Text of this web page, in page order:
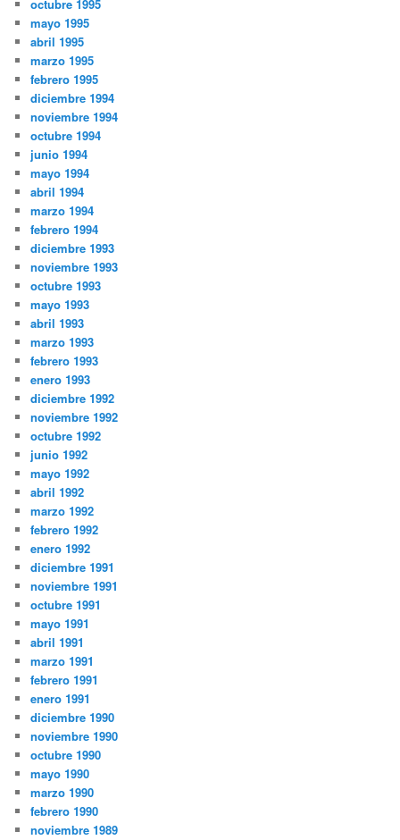
octubre 1995
mayo 1995
abril 1995
marzo 1995
febrero 1995
diciembre 1994
noviembre 1994
octubre 1994
junio 1994
mayo 1994
abril 1994
marzo 1994
febrero 1994
diciembre 1993
noviembre 1993
octubre 1993
mayo 1993
abril 1993
marzo 1993
febrero 1993
enero 1993
diciembre 1992
noviembre 1992
octubre 1992
junio 1992
mayo 1992
abril 1992
marzo 1992
febrero 1992
enero 1992
diciembre 1991
noviembre 1991
octubre 1991
mayo 1991
abril 1991
marzo 1991
febrero 1991
enero 1991
diciembre 1990
noviembre 1990
octubre 1990
mayo 1990
marzo 1990
febrero 1990
noviembre 1989